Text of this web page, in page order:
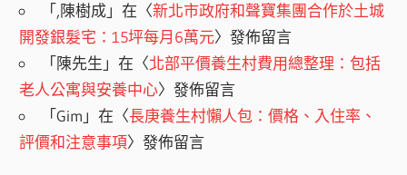
「,陳樹成」在〈新北市政府和聲寶集團合作於土城
開發銀髮宅：15坪每月6萬元〉發佈留言
「陳先生 」在〈北部平價養生村費用總整理：包括
老人公寓與安養中心〉發佈留言
「Gim 」在〈長庚養生村懶人包：價格、入住率、
評價和注意事項〉發佈留言